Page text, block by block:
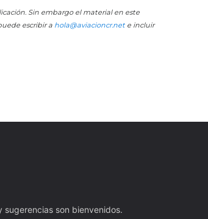
Sin embargo el material en este
escribir a hola@aviacioncr.nete incluir
sugerencias son bienvenidos.